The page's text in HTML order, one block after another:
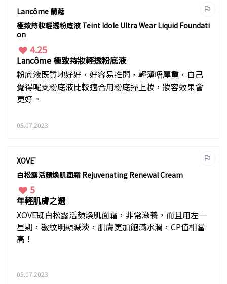
Lancôme 蘭蔻
極致持妝輕透粉底液 Teint Idole Ultra Wear Liquid Foundati
on
4.25
Lancôme 極致持妝輕透粉底液
粉底液既質地好好，好容易推開，輕薄唔厚重，自己
覺得呢支粉底液比較適合用粉底掃上妝，妝容效果會
更好。
05.07.2023
XOVĒ
白松露活顏煥肌面霜 Rejuvenating Renewal Cream
5
年輕肌膚之選
XOVĒ既白松露活顏煥肌面霜，非常滋養，而且用左一
星期，皺紋明顯減淡，肌膚更加飽滿水潤，CP值相當
高！
05.07.2023